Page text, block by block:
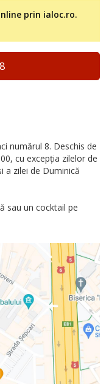
prin ialoc.ro.
numărul 8. Deschis de
cu excepția zilelor de
a zilei de Duminică
sau un cocktail pe